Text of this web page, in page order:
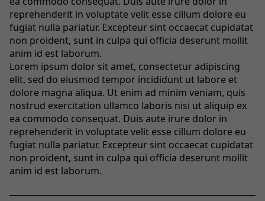
reprehenderit in voluptate velit esse cillum dolore eu
fugiat nulla pariatur. Excepteur sint occaecat cupidatat
non proident, sunt in culpa qui officia deserunt mollit
anim id est laborum.
Lorem ipsum dolor sit amet, consectetur adipiscing
elit, sed do eiusmod tempor incididunt ut labore et
dolore magna aliqua. Ut enim ad minim veniam, quis
nostrud exercitation ullamco laboris nisi ut aliquip ex
ea commodo consequat. Duis aute irure dolor in
reprehenderit in voluptate velit esse cillum dolore eu
fugiat nulla pariatur. Excepteur sint occaecat cupidatat
non proident, sunt in culpa qui officia deserunt mollit
anim id est laborum.